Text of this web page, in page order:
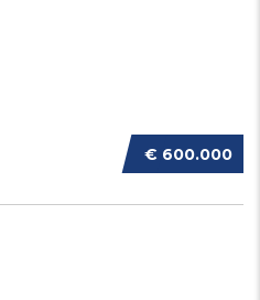
€ 600.000